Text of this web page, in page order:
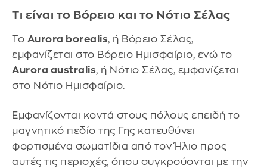
Τι είναι το Βόρειο και το Νότιο Σέλας
Το Aurora borealis, ή Βόρειο Σέλας,
εμφανίζεται στο Βόρειο Ημισφαίριο, ενώ το
Aurora australis, ή Νότιο Σέλας, εμφανίζεται
στο Νότιο Ημισφαίριο.
Εμφανίζονται κοντά στους πόλους επειδή το
μαγνητικό πεδίο της Γης κατευθύνει
φορτισμένα σωματίδια από τον Ήλιο προς
αυτές τις περιοχές, όπου συγκρούονται με την